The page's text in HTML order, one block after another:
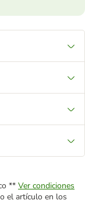
** Ver condiciones
el artículo en los